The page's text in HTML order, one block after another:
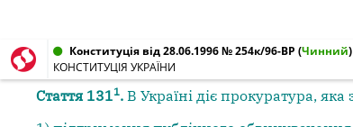
Конституція від 28.06.1996 № 254к/96-ВР (Чинний)
КОНСТИТУЦІЯ УКРАЇНИ